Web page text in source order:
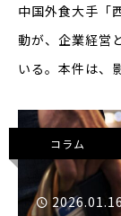
中国外食大手「
動が、企業経営
いる。本件は、
た公開的なSNS
コラム
2026.01.16